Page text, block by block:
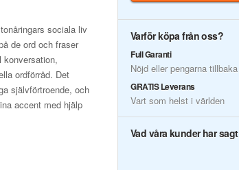
sociala liv
de ord och fraser
konversation,
ordförråd. Det
självförtroende, och
accent med hjälp
Varför köpa från oss?
Full Garanti
Nöjd eller pengarna tillbaka
GRATIS Leverans
Vart som helst i världen
Vad våra kunder har sagt